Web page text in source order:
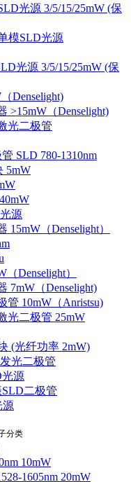
光源 3/5/15/25mW (保
模SLD光源
光源 3/5/15/25mW (保
Denselight)
>15mW（Denselight)
光二极管
SLD 780-1310nm
5mW
源
15mW（Denselight）
Denselight）
7mW（Denselight)
管 10mW（Anristsu)
光二极管 25mW
(光纤功率 2mW)
光二极管
光源
SLD二极管
源
分类
10mW
1605nm 20mW